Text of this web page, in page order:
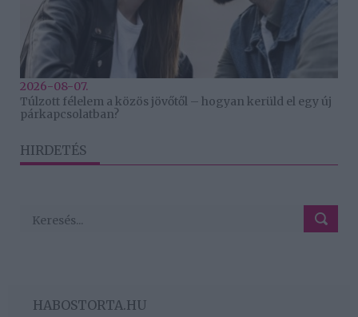
2026-08-07.
Túlzott félelem a közös jövőtől – hogyan kerüld el egy új
párkapcsolatban?
HIRDETÉS
HABOSTORTA.HU